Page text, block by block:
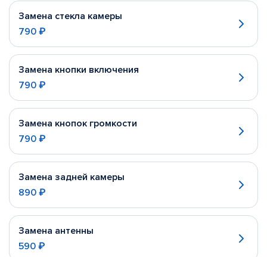
Замена стекла камеры
790 ₽
Замена кнопки включения
790 ₽
Замена кнопок громкости
790 ₽
Замена задней камеры
890 ₽
Замена антенны
590 ₽